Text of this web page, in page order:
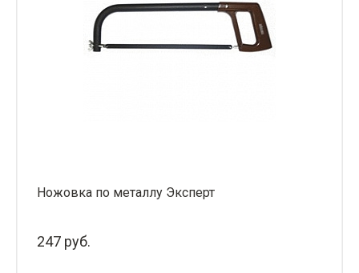
Ножовка по металлу Эксперт
247 руб.